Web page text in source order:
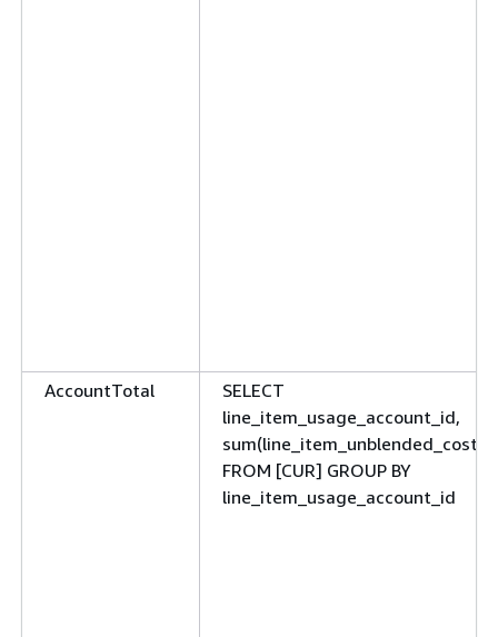
AccountTotal
SELECT
line_item_usage_account_id,
sum(line_item_unblended_cost)
FROM [CUR] GROUP BY
line_item_usage_account_id